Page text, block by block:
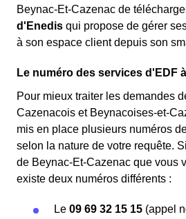
Beynac-Et-Cazenac de
d'Enedis qui propose de gérer
à son espace client depuis son
Le numéro des services d'EDF
Pour mieux traiter les demandes
Cazenacois et Beynacoises-et-
mis en place plusieurs numéros
selon la nature de votre requête.
de Beynac-Et-Cazenac que vous
existe deux numéros différents :
Le 09 69 32 15 15 (appel